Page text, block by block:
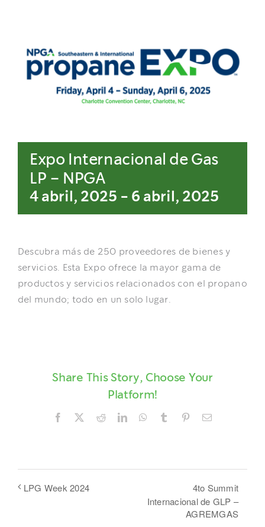
ÁREA DE SOCIOS
Expo Internacional de Gas
LP – NPGA
4 abril, 2025 - 6 abril, 2025
Descubra más de 250 proveedores de bienes y
servicios. Esta Expo ofrece la mayor gama de
productos y servicios relacionados con el propano
del mundo; todo en un solo lugar.
Share This Story, Choose Your
Platform!
Facebook RedditLinkedInWhatsApp
Tumblr PinterestEmail
LPG Week 2024
4to Summit
Internacional de GLP –
AGREMGAS